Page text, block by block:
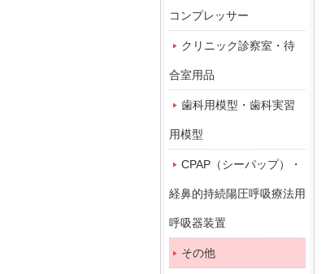
コンプレッサー
クリニック診察室・待
合室用品
歯科用模型・歯科実習
用模型
CPAP（シーパップ）・
経鼻的持続陽圧呼吸療法用
呼吸器装置
その他